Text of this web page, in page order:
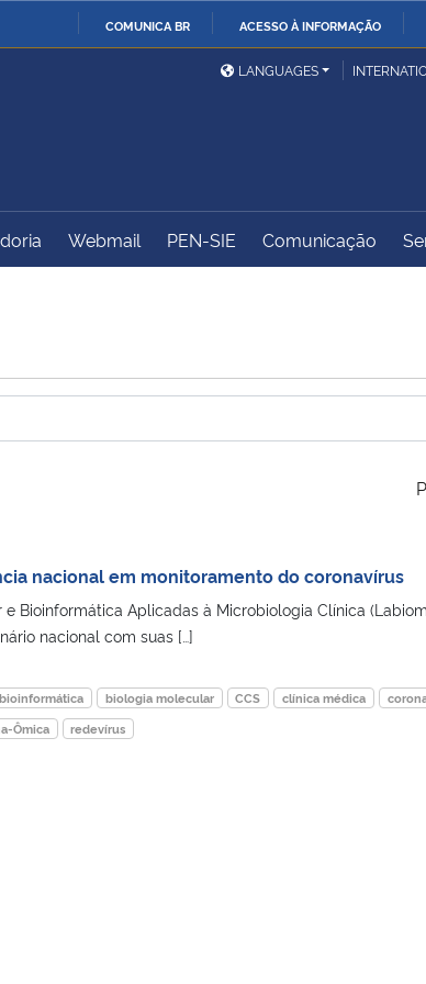
COMUNICA BR ACESSO À INFORMAÇÃO
da Defesa
Ministério das Relações
Exteriores
do
Controladoria-Geral da
LANGUAGES
Webmail PEN-SIE Comunicação
nacional em monitoramento do coronavírus
Bioinformática Aplicadas à Microbiologia Clínica
nacional com suas […]
bioinformática biologia molecular CCS clínica médica
Ômica redevírus